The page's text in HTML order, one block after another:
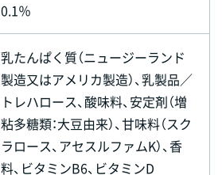
0.1％
乳たんぱく質（ニュージーランド
製造又はアメリカ製造）、乳製品／
トレハロース、酸味料、安定剤（増
粘多糖類：大豆由来）、甘味料（スク
ラロース、アセスルファムK）、香
料、ビタミンB6、ビタミンD